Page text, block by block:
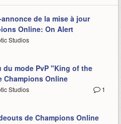
de la mise à jour
Online: On Alert
Studios
du mode PvP "King of the
Champions Online
1
Studios
de Champions Online